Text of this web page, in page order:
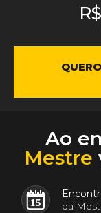
Ao
Mestre
15
da